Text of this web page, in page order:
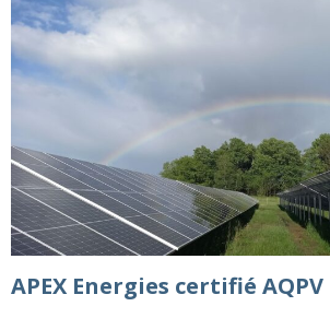
APEX Energies certifié AQPV